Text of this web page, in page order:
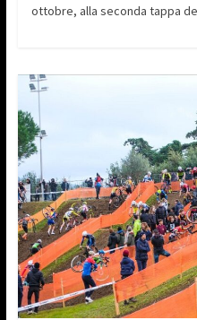
ottobre, alla seconda tappa